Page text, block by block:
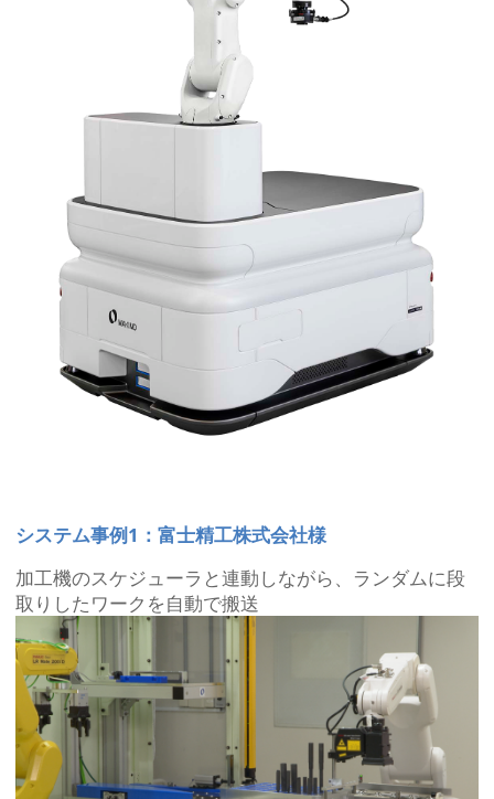
システム事例1：富士精工株式会社様
加工機のスケジューラと連動しながら、ランダムに段
取りしたワークを自動で搬送